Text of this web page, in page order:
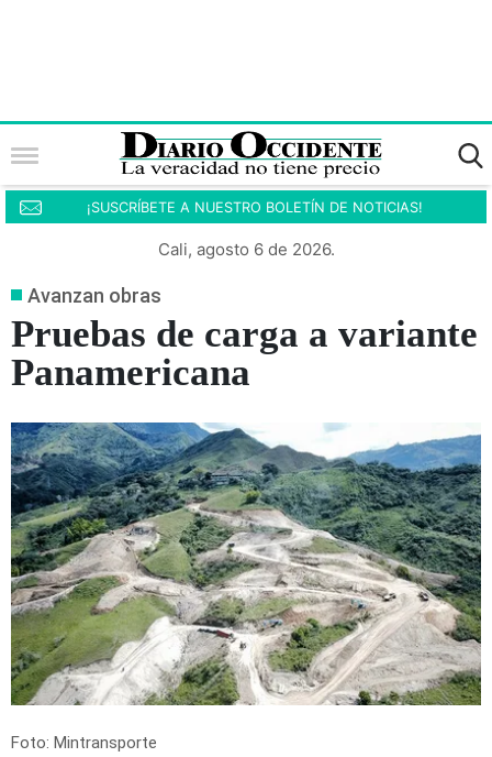
¡SUSCRÍBETE A NUESTRO BOLETÍN DE NOTICIAS!
Cali, agosto 6 de 2026.
Avanzan obras
Pruebas de carga a variante
Panamericana
Foto: Mintransporte